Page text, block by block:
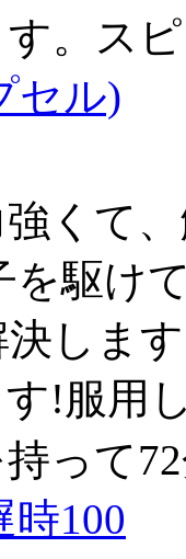
す。ス
セル)
くて
を駆け
しま
!服用
持って
時100